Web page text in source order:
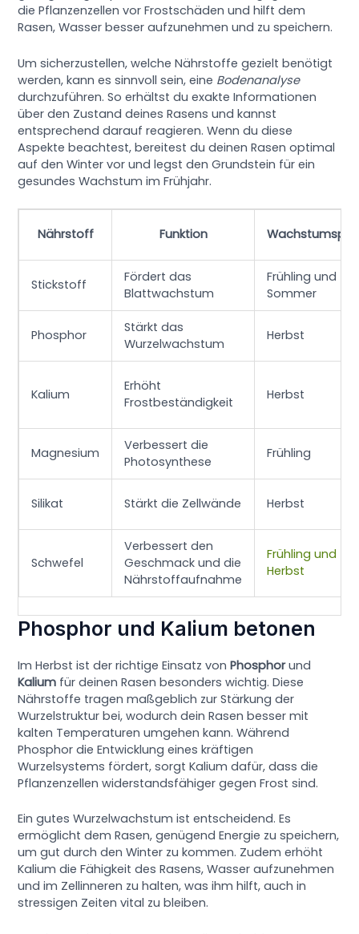
die Pflanzenzellen vor Frostschäden und hilft dem
Rasen, Wasser besser aufzunehmen und zu speichern.
Um sicherzustellen, welche Nährstoffe gezielt benötigt
werden, kann es sinnvoll sein, eine Bodenanalyse
durchzuführen. So erhältst du exakte Informationen
über den Zustand deines Rasens und kannst
entsprechend darauf reagieren. Wenn du diese
Aspekte beachtest, bereitest du deinen Rasen optimal
auf den Winter vor und legst den Grundstein für ein
gesundes Wachstum im Frühjahr.
Nährstoff Funktion
Stickstoff
Fördert das
Blattwachstum
Frühling und
Sommer
Phosphor
Stärkt das
Wurzelwachstum
Herbst
Kalium
Erhöht
Frostbeständigkeit
Herbst
Magnesium
Verbessert die
Photosynthese
Frühling
Silikat Stärkt die Zellwände Herbst
Schwefel
Verbessert den
Geschmack und die
Nährstoffaufnahme
Frühling und
Herbst
Phosphor und Kalium betonen
Im Herbst ist der richtige Einsatz vonPhosphorund
Kalium für deinen Rasen besonders wichtig. Diese
Nährstoffe tragen maßgeblich zur Stärkung der
Wurzelstruktur bei, wodurch dein Rasen besser mit
kalten Temperaturen umgehen kann. Während
Phosphor die Entwicklung eines kräftigen
Wurzelsystems fördert, sorgt Kalium dafür, dass die
Pflanzenzellen widerstandsfähiger gegen Frost sind.
Ein gutes Wurzelwachstum ist entscheidend. Es
ermöglicht dem Rasen, genügend Energie zu speichern,
um gut durch den Winter zu kommen. Zudem erhöht
Kalium die Fähigkeit des Rasens, Wasser aufzunehmen
und im Zellinneren zu halten, was ihm hilft, auch in
stressigen Zeiten vital zu bleiben.